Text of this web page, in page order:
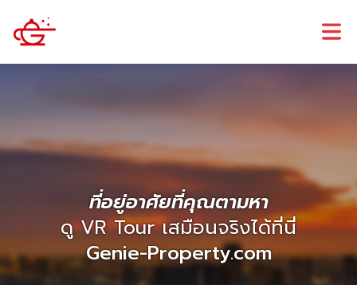
ที่อยู่อาศัยที่คุณตามหา
ดู VR Tour เสมือนจริงได้ที่นี่
Genie-Property.com